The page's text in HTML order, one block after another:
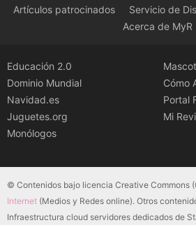
Artículos patrocinados Servicio de
Acerca de MyR
Educación 2.0
Dominio Mundial
Navidad.es
Juguetes.org
Monólogos
Cómo
Portal
Mi
© Contenidos bajo licencia Creative Commons
Internet (Medios y Redes online). Otros
Infraestructura cloud servidores dedicados de